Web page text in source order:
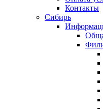
Контакты
Сибирь